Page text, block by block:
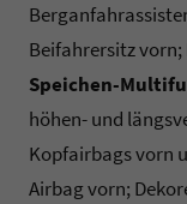
Beifahrersitz
Speichen-
höhen- und
Kopfairbags vorn
Airbag vorn;